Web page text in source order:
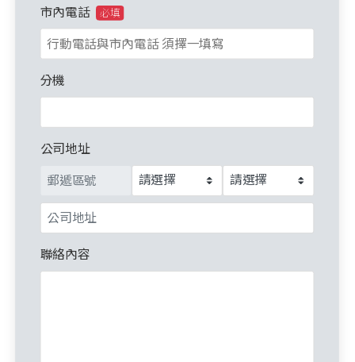
市內電話 必填
分機
公司地址
聯絡內容